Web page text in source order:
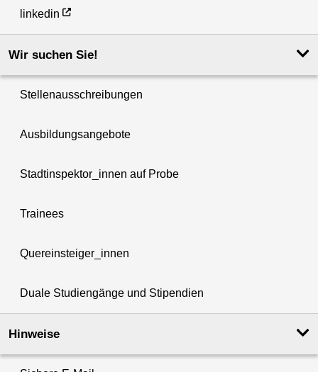
linkedin
Wir suchen Sie!
Stellenausschreibungen
Ausbildungsangebote
Stadtinspektor_innen auf Probe
Trainees
Quereinsteiger_innen
Duale Studiengänge und Stipendien
Hinweise